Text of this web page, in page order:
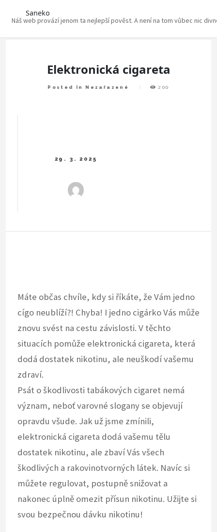
Saneko
Náš web provází jenom ta nejlepší pověst. A není na tom vůbec nic
Elektronická cigareta
Posted In Nezařazené 200
Máte občas chvíle, kdy si říkáte, že Vám jedno
cígo neublíží?! Chyba! I jedno cigárko Vás může
znovu svést na cestu závislosti. V těchto
situacích pomůže elektronická cigareta, která
dodá dostatek nikotinu, ale neuškodí vašemu
zdraví.
Psát o škodlivosti tabákových cigaret nemá
význam, neboť varovné slogany se objevují
opravdu všude. Jak už jsme zmínili,
elektronická cigareta dodá vašemu tělu
dostatek nikotinu, ale zbaví Vás všech
škodlivých a rakovinotvorných látek. Navíc si
můžete regulovat, postupně snižovat a
nakonec úplně omezit přísun nikotinu. Užijte si
svou bezpečnou dávku nikotinu!